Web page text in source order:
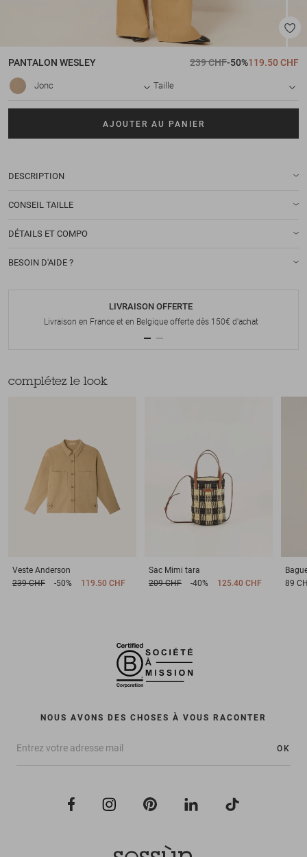
PANTALON WESLEY 239 CHF-50%119.50 CHF
Jonc Taille
AJOUTER AU PANIER
DESCRIPTION
CONSEIL TAILLE
DÉTAILS ET COMPO
BESOIN D'AIDE ?
LIVRAISON OFFERTE
Livraison en France et en Belgique offerte dès 150€ d'achat
complétez le look
Veste Anderson
239 CHF
-50% 119.50 CHF
Sac Mimi tara
209 CHF
-40% 125.40 CHF
89
NOUS AVONS DES CHOSES À VOUS RACONTER
OK